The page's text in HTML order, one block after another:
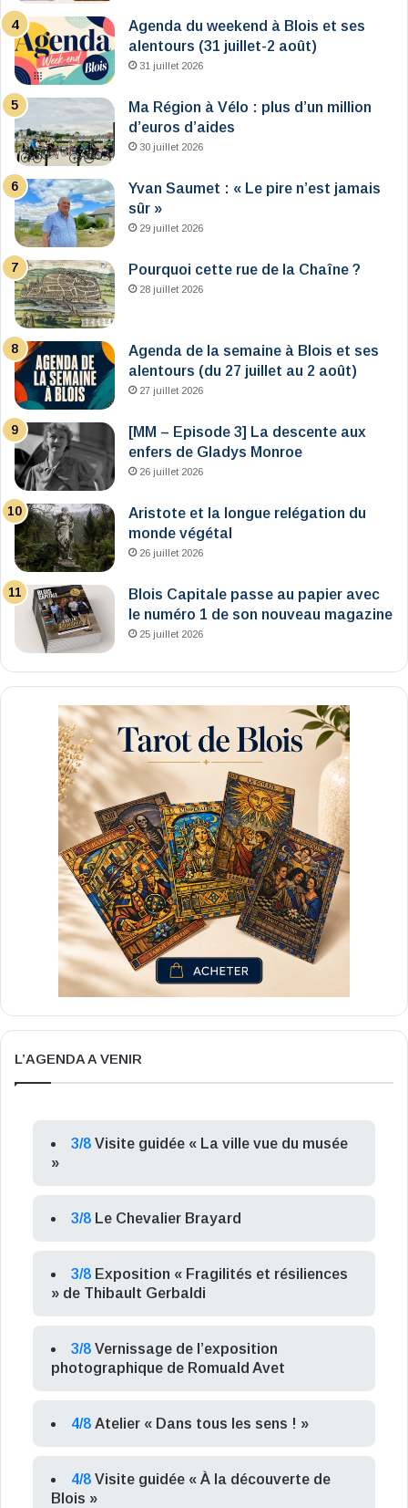
Agenda du weekend à Blois et ses
alentours (31 juillet-2 août)
31 juillet 2026
Ma Région à Vélo : plus d’un million
d’euros d’aides
30 juillet 2026
Yvan Saumet : « Le pire n’est jamais
sûr »
29 juillet 2026
Pourquoi cette rue de la Chaîne ?
28 juillet 2026
Agenda de la semaine à Blois et ses
alentours (du 27 juillet au 2 août)
27 juillet 2026
[MM – Episode 3] La descente aux
enfers de Gladys Monroe
26 juillet 2026
Aristote et la longue relégation du
monde végétal
26 juillet 2026
Blois Capitale passe au papier avec
le numéro 1 de son nouveau magazine
25 juillet 2026
L’AGENDA A VENIR
3/8 Visite guidée « La ville vue du musée
»
3/8 Le Chevalier Brayard
3/8 Exposition « Fragilités et résiliences
» de Thibault Gerbaldi
3/8 Vernissage de l’exposition
photographique de Romuald Avet
4/8 Atelier « Dans tous les sens ! »
4/8 Visite guidée « À la découverte de
Blois »